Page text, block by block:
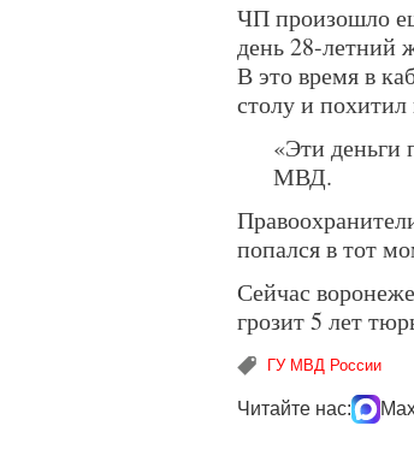
ЧП произошло
день 28-летний
В это время в
столу и похитил
«Эти деньги
МВД.
попался в тот
Сейчас
грозит 5 лет
ГУ МВД России
Читайте нас: